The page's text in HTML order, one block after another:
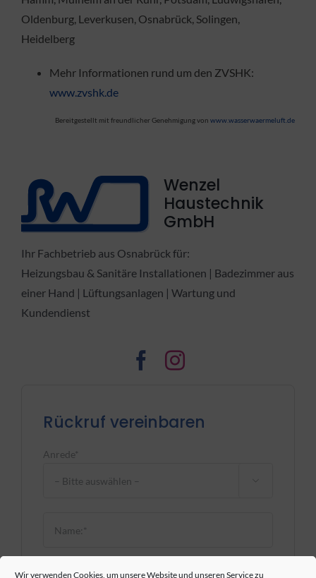
Wir verwenden Cookies, um unsere Website und unseren Service zu
Oldenburg, Leverkusen, Osnabrück, Solingen,
Heidelberg
Mehr Informationen rund um den ZVSHK:
www.zvshk.de
Bereitgestellt mit freundlicher Genehmigung vonwww.wasserwaermeluft.de
Wenzel
Haustechnik
GmbH
Ihr Fachbetrieb aus Osnabrück für:
Heizungsbau & Sanitäre Installationen | Badezimmer aus
einer Hand | Lüftungsanlagen | Wartung und
Kundendienst
Rückruf vereinbaren
Anrede*